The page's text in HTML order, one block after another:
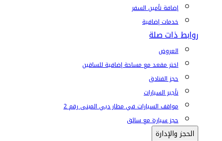
إضافة تأمين السفر
خدمات إضافية
روابط ذات صلة
العروض
اختر مقعد مع مساحة إضافية للساقين
حجز الفنادق
تأجير السيارات
مواقف السيارات في مطار دبي المبنى رقم 2
حجز سيارة مع سائق
الحجز والإدارة